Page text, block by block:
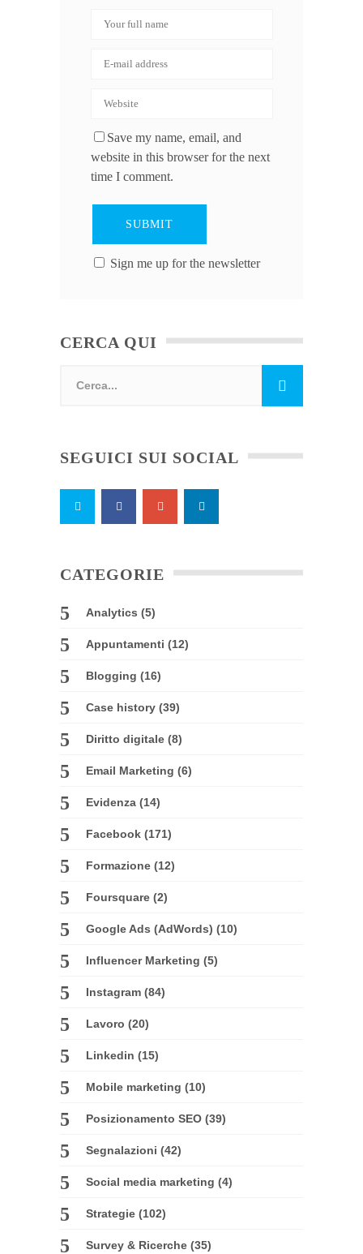
Save my name, email, and
website in this browser for the next
time I comment.
Sign me up for the newsletter
CERCA QUI
SEGUICI SUI SOCIAL
CATEGORIE
Analytics (5)
Appuntamenti (12)
Blogging (16)
Case history (39)
Diritto digitale (8)
Email Marketing (6)
Evidenza (14)
Facebook (171)
Formazione (12)
Foursquare (2)
Google Ads (AdWords) (10)
Influencer Marketing (5)
Instagram (84)
Lavoro (20)
Linkedin (15)
Mobile marketing (10)
Posizionamento SEO (39)
Segnalazioni (42)
Social media marketing (4)
Strategie (102)
Survey & Ricerche (35)